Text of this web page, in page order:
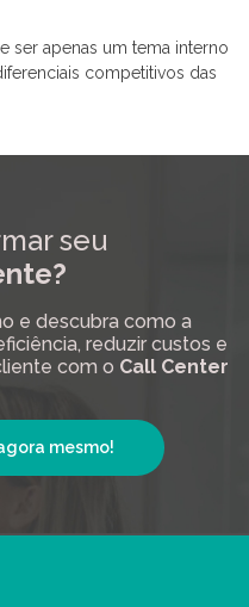
ser apenas um tema interno
competitivos das
seu
e descubra como a
reduzir custos e
com o Call Center
mesmo!